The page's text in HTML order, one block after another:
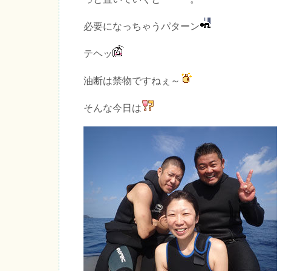
必要になっちゃうパターン
テヘッ
油断は禁物ですねぇ～
そんな今日は